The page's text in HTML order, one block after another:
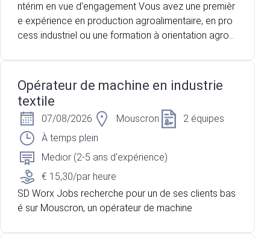
ntérim en vue d’engagement Vous avez une premièr
e expérience en production agroalimentaire, en pro
cess industriel ou une formation à orientation agron
ous pouvez suivre un produit depuis sa réception jus
qu'à sa transformation ? Pour l'un de nos partenaire
s, acteur majeur du secteur laitier et agroalimentaire
situé à Baudour, nous recherchons un opérateur de
production pour renforcer les équipes en charge de
la réception et de la transformation du lait. Vous oc
cuperez une fonction polyvalente mêlant contrôle q
ualité, conduite d'installations, suivi du processus de
production et gestion des flux.
Opérateur de machine en industrie
textile
07/08/2026 Mouscron
2 équipes
À temps plein
Medior (2-5 ans d'expérience)
€ 15,30/par heure
SD Worx Jobs recherche pour un de ses clients bas
é sur Mouscron, un opérateur de machine